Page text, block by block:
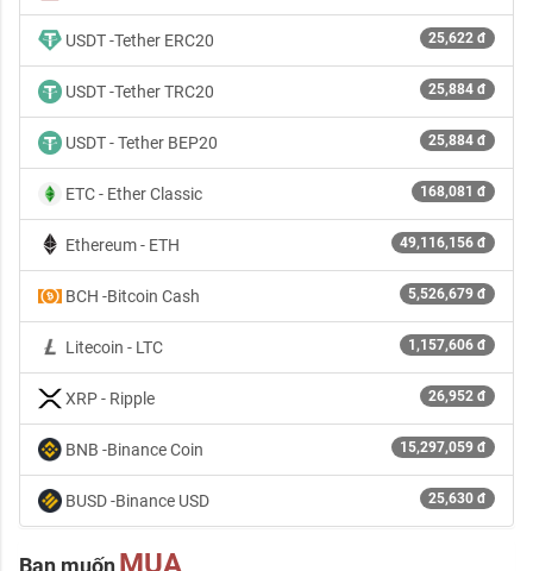
USDT -Tether ERC20 25,622 đ
USDT -Tether TRC20 25,884 đ
USDT - Tether BEP20 25,884 đ
ETC - Ether Classic 168,081 đ
Ethereum - ETH 49,116,156 đ
BCH -Bitcoin Cash 5,526,679 đ
Litecoin - LTC 1,157,606 đ
XRP - Ripple 26,952 đ
BNB -Binance Coin 15,297,059 đ
BUSD -Binance USD 25,630 đ
Bạn muốnMUA